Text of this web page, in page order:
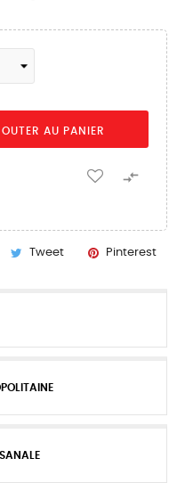
AU PANIER

Tweet Pinterest